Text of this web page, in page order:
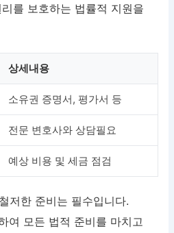
를 보호하는 법률적 지원을
상세내용
소유권 증명서, 평가서 등
전문 변호사와 상담필요
예상 비용 및 세금 점검
저한 준비는 필수입니다.
여 모든 법적 준비를 마치고